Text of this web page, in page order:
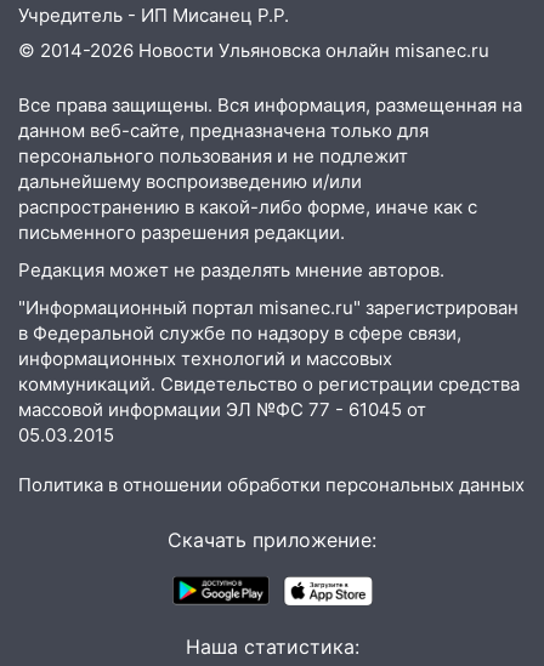
спортивные объекты в Старой Майне
21:01 Ульяновцев приглашают сдать
кровь: День донора пройдёт 6 августа
20:17 Ульяновская область девятую
неделю подряд удерживает самые
низкие цены на подсолнечное масло
19:33 Коровы-рекордсменки: в
Ульяновской области выросли надои
молока
18:20 В Ульяновской области до конца
года благоустроят 20 родников
17:27
В Ульяновской области 114 детей-
сирот получили жильё с начала года
16:43
Дорожный сезон перевалил за
экватор: в Ульяновской области
обновили половину региональных трасс
В Ульяновской области
капитально отремонтируют 101
Учредитель - ИП Мисанец Р.Р.
© 2014-2026 Новости Ульяновска онлайн misanec.ru
Все права защищены. Вся информация, размещенная на
данном веб-сайте, предназначена только для
персонального пользования и не подлежит
дальнейшему воспроизведению и/или
распространению в какой-либо форме, иначе как с
письменного разрешения редакции.
Редакция может не разделять мнение авторов.
"Информационный портал misanec.ru" зарегистрирован
в Федеральной службе по надзору в сфере связи,
информационных технологий и массовых
коммуникаций. Свидетельство о регистрации средства
массовой информации ЭЛ №ФС 77 - 61045 от
05.03.2015
Политика в отношении обработки персональных данных
Скачать приложение:
Наша статистика: